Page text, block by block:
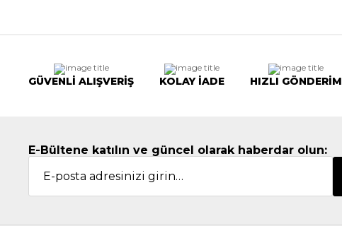
GÜVENLİ ALIŞVERİŞ KOLAY İADE HIZLI GÖNDERİM
E-Bültene katılın ve güncel olarak haberdar olun: